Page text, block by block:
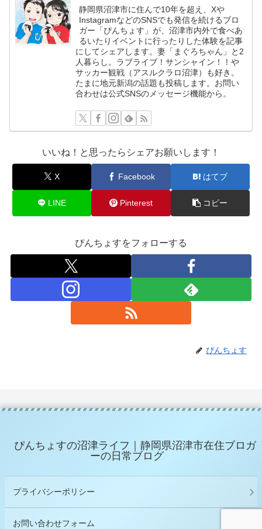
静岡県沼津市に住んで10年を超え、Xや
InstagramなどのSNSでも発信を続けるブロ
ガー「ぴんちょす」が、沼津市内外で食べあ
るいたりイベントに行ったりした体験を記事
にしてシェアします。妻「まぐろちゃん」と2
人暮らし。ラブライブ！サンシャイン！！や
サッカー観戦（アスルクラロ沼津）も好き。
たまに地元新潟の話題も投稿します。お問い
合わせは公式SNSのメッセージ機能から。
いいね！と思ったらシェアお願いします！
X Facebook はてブ
LINE Pinterest コピー
ぴんちょすをフォローする
ぴんちょす
ぴんちょすの沼津ライフ｜静岡県沼津市在住ブロガ
ーの日常ブログ
プライバシーポリシー
お問い合わせフォーム